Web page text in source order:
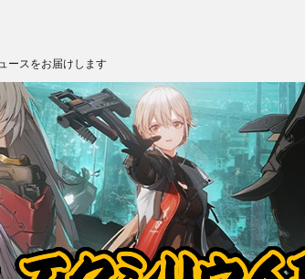
ースをお届けします